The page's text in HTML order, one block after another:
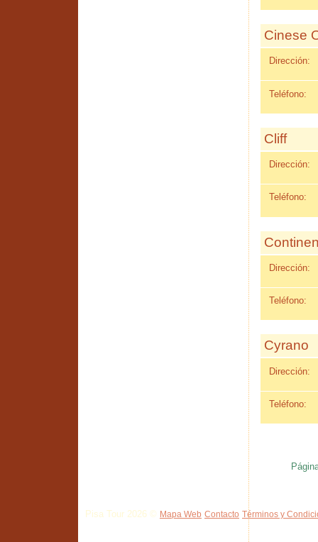
Cinese
Dirección:
Teléfono:
Cliff
Dirección:
Teléfono:
Dirección:
Teléfono:
Cyrano
Dirección:
Teléfono:
Pisa Tour 2026 © Mapa Web Contacto Términos y